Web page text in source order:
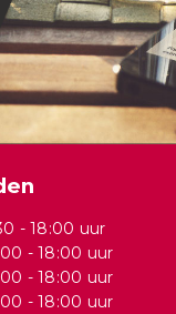
- 18:00 uur
- 18:00 uur
- 18:00 uur
- 18:00 uur